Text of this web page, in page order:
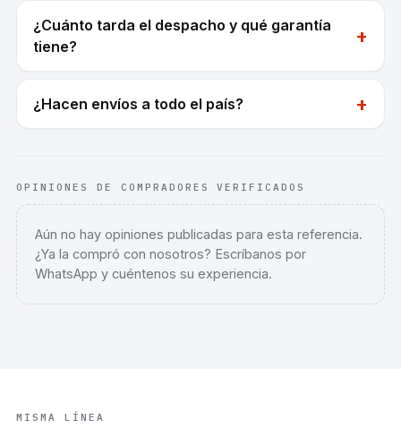
¿Cuánto tarda el despacho y qué garantía
tiene?
+
¿Hacen envíos a todo el país? +
OPINIONES DE COMPRADORES VERIFICADOS
Aún no hay opiniones publicadas para esta referencia.
¿Ya la compró con nosotros? Escríbanos por
WhatsApp y cuéntenos su experiencia.
MISMA LÍNEA